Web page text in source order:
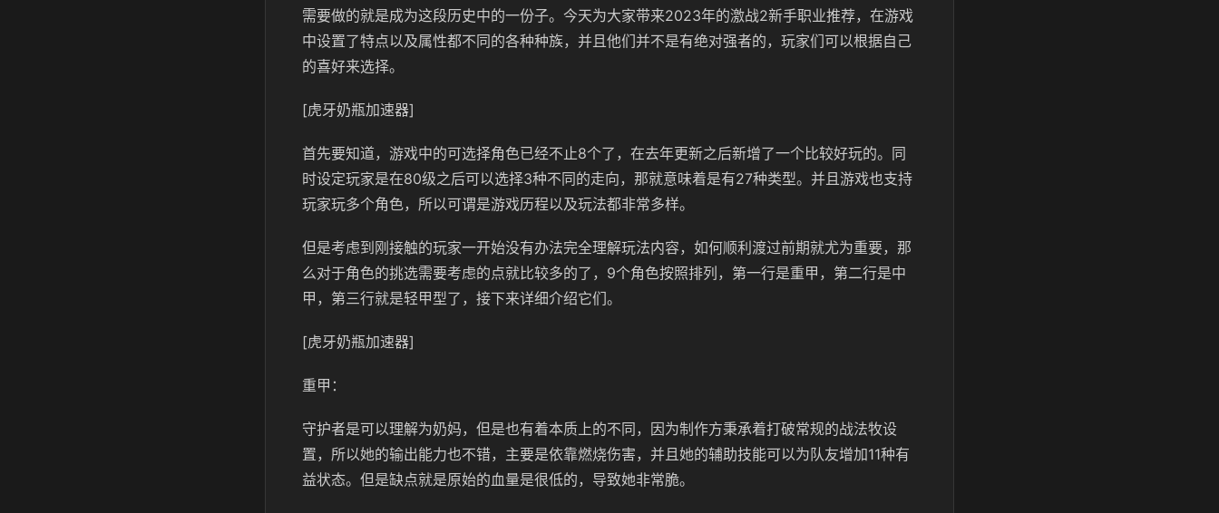
需要做的就是成为这段历史中的一份子。今天为大家带来2023年的激战2新手职业推荐，在游戏
中设置了特点以及属性都不同的各种种族，并且他们并不是有绝对强者的，玩家们可以根据自己
的喜好来选择。
[虎牙奶瓶加速器]
首先要知道，游戏中的可选择角色已经不止8个了，在去年更新之后新增了一个比较好玩的。同
时设定玩家是在80级之后可以选择3种不同的走向，那就意味着是有27种类型。并且游戏也支持
玩家玩多个角色，所以可谓是游戏历程以及玩法都非常多样。
但是考虑到刚接触的玩家一开始没有办法完全理解玩法内容，如何顺利渡过前期就尤为重要，那
么对于角色的挑选需要考虑的点就比较多的了，9个角色按照排列，第一行是重甲，第二行是中
甲，第三行就是轻甲型了，接下来详细介绍它们。
[虎牙奶瓶加速器]
重甲：
守护者是可以理解为奶妈，但是也有着本质上的不同，因为制作方秉承着打破常规的战法牧设
置，所以她的输出能力也不错，主要是依靠燃烧伤害，并且她的辅助技能可以为队友增加11种有
益状态。但是缺点就是原始的血量是很低的，导致她非常脆。